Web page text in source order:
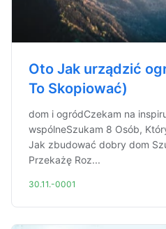
Oto Jak urządzić
To Skopiować)
dom i ogródCzekam na
wspólneSzukam 8 Osób,
Jak zbudować dobry dom
Przekażę Roz...
30.11.-0001